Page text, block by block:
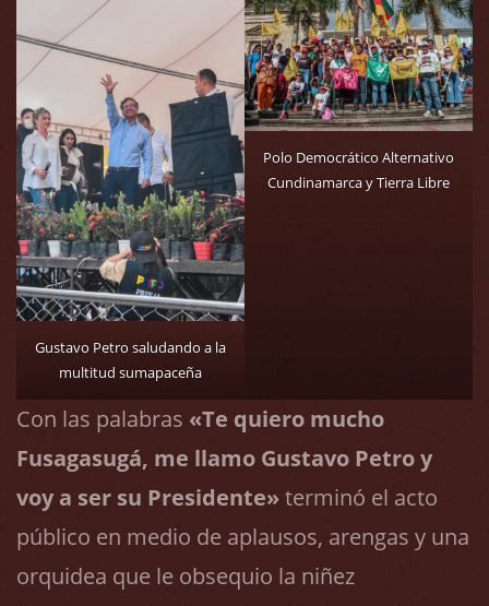
Gustavo Petro saludando a la
multitud sumapaceña
Polo Democrático Alternativo
Cundinamarca y Tierra Libre
Con las palabras «Te quiero mucho
Fusagasugá, me llamo Gustavo Petro y
voy a ser su Presidente»terminó el acto
público en medio de aplausos, arengas y una
orquidea que le obsequio la niñez